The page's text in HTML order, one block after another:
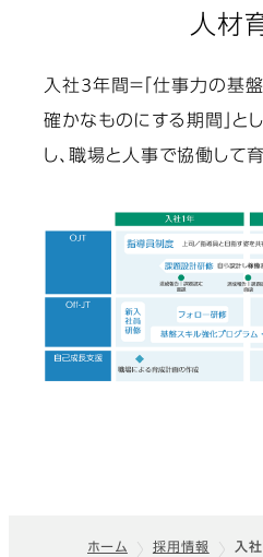
人材
入社3年間＝「仕事力の基
確かなものにする期間」と
し、職場と人事で協働して育
ホーム 採用情報 入